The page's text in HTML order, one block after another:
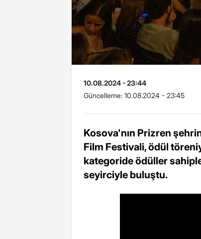
10.08.2024 - 23:44
Güncelleme: 10.08.2024 - 23:45
Kosova'nın Prizren
Film Festivali, ödül
kategoride ödüller
seyirciyle buluştu.